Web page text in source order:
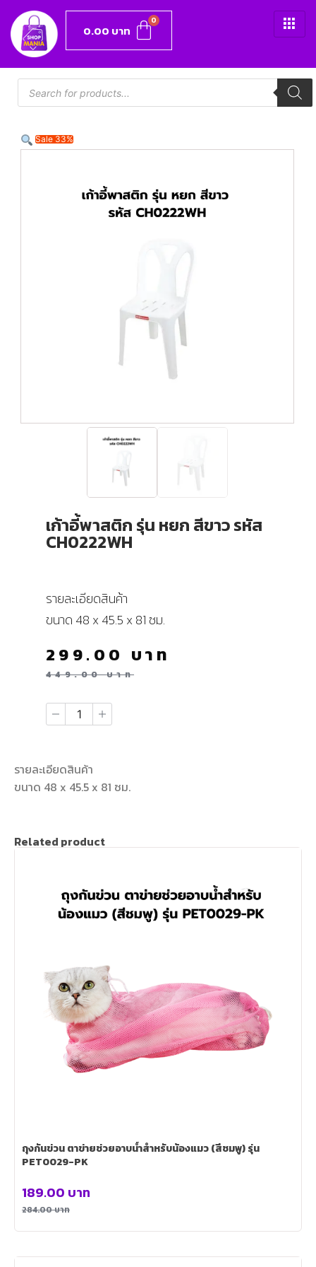
0.00 บาท
Sale 33%
เก้าอี้พาสติก รุ่น หยก สีขาว รหัส
CH0222WH
รายละเอียดสินค้า
ขนาด 48 x 45.5 x 81 ซม.
449.00บาท
299.00 บาท
รายละเอียดสินค้า
ขนาด 48 x 45.5 x 81 ซม.
Related product
ถุงกันข่วน ตาข่ายช่วยอาบน้ำสำหรับน้องแมว (สีชมพู) รุ่น
PET0029-PK
284.00บาท
189.00 บาท